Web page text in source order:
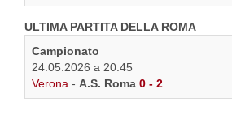
ULTIMA PARTITA DELLA ROMA
Campionato
24.05.2026 a 20:45
Verona - A.S. Roma 0 - 2